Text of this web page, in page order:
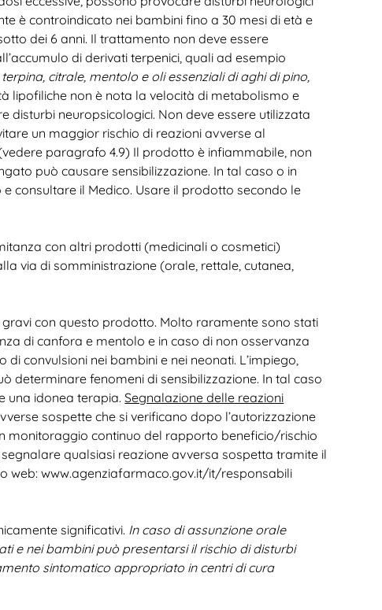
è controindicato nei bambini fino a 30 mesi di età e
dei 6 anni. Il trattamento non deve essere
di derivati terpenici, quali ad esempio
citrale, mentolo e oli essenziali di aghi di pino,
lipofiliche non è nota la velocità di metabolismo e
disturbi neuropsicologici. Non deve essere utilizzata
un maggior rischio di reazioni avverse al
paragrafo 4.9) Il prodotto è infiammabile, non
può causare sensibilizzazione. In tal caso o in
consultare il Medico. Usare il prodotto secondo le
con altri prodotti (medicinali o cosmetici)
via di somministrazione (orale, rettale, cutanea,
con questo prodotto. Molto raramente sono stati
di canfora e mentolo e in caso di non osservanza
convulsioni nei bambini e nei neonati. L’impiego,
determinare fenomeni di sensibilizzazione. In tal caso
una idonea terapia.Segnalazione delle reazioni
sospette che si verificano dopo l’autorizzazione
monitoraggio continuo del rapporto beneficio/rischio
qualsiasi reazione avversa sospetta tramite il
web: www.agenziafarmaco.gov.it/it/responsabili
significativi. In caso di assunzione orale
e nei bambini può presentarsi il rischio di disturbi
sintomatico appropriato in centri di cura